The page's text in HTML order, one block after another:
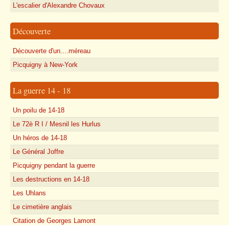
L'escalier d'Alexandre Chovaux
Découverte
Découverte d'un....méreau
Picquigny à New-York
La guerre 14 - 18
Un poilu de 14-18
Le 72è R I / Mesnil les Hurlus
Un héros de 14-18
Le Général Joffre
Picquigny pendant la guerre
Les destructions en 14-18
Les Uhlans
Le cimetière anglais
Citation de Georges Lamont